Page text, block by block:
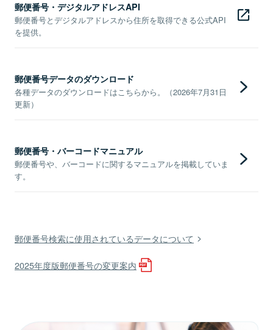
郵便番号・デジタルアドレスAPI
郵便番号とデジタルアドレスから住所を取得できる公式API
を提供。
郵便番号データのダウンロード
各種データのダウンロードはこちらから。（2026年7月31日
更新）
郵便番号・バーコードマニュアル
郵便番号や、バーコードに関するマニュアルを掲載していま
す。
郵便番号検索に使用されているデータについて
2025年度版郵便番号の変更案内